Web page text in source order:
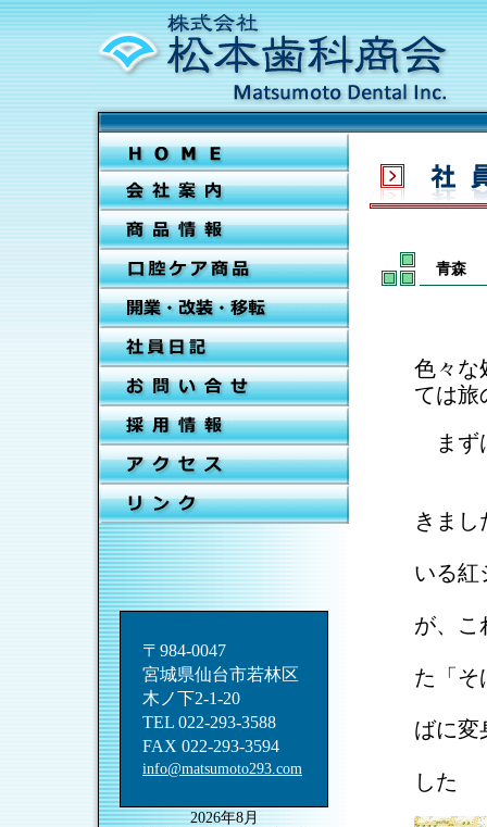
〒984-0047
宮城県仙台市若林区
木ノ下2-1-20
TEL 022-293-3588
FAX 022-293-3594
info@matsumoto293.com
2026年8月
青森
色々な
ては旅
まず
きまし
いる紅
が、こ
た「そ
ばに変
した